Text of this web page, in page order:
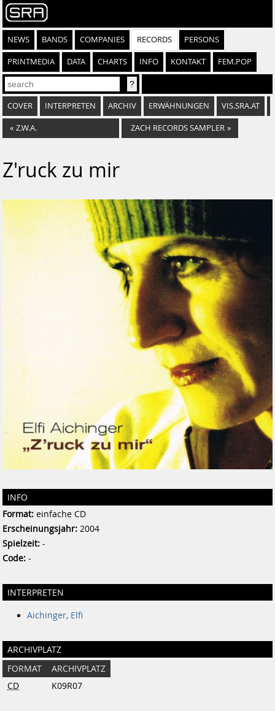
NEWS BANDS COMPANIES RECORDS PERSONS
PRINTMEDIA DATA CHARTS INFO KONTAKT FEM.POP
COVER INTERPRETEN ARCHIV ERWÄHNUNGEN VIS.SRA.AT
« Z.W.A. ZACH RECORDS SAMPLER »
Z'ruck zu mir
INFO
Format: einfache CD
Erscheinungsjahr: 2004
Spielzeit: -
Code: -
INTERPRETEN
Aichinger, Elfi
ARCHIVPLATZ
FORMAT
ARCHIVPLATZ
CD
K09R07